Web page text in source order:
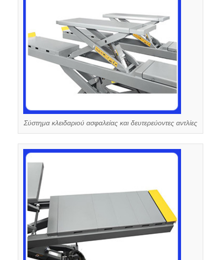
Σύστημα κλειδαριού ασφαλείας και δευτερεύοντες αντλίες